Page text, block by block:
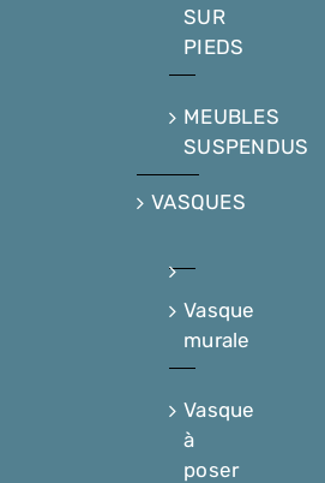
SUR
PIEDS
MEUBLES
SUSPENDUS
VASQUES
Vasque
murale
Vasque
à
poser